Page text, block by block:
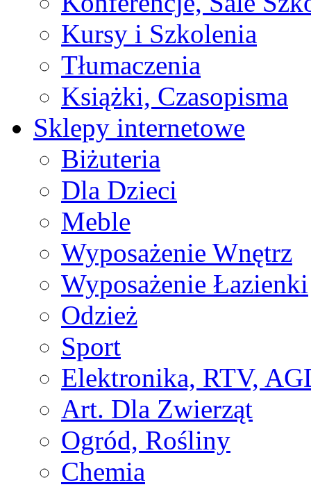
Kursy i Szkolenia
Tłumaczenia
Książki, Czasopisma
Sklepy internetowe
Biżuteria
Dla Dzieci
Meble
Wyposażenie Wnętrz
Wyposażenie Łazienki
Odzież
Sport
Elektronika, RTV,
Art. Dla Zwierząt
Ogród, Rośliny
Chemia